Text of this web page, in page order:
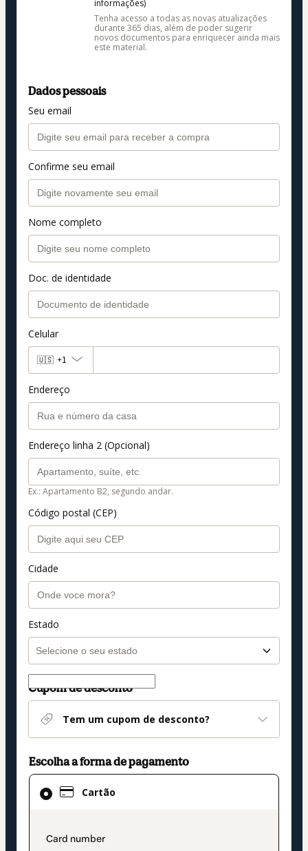
informações)
Tenha acesso a todas as novas atualizações
durante 365 dias, além de poder sugerir
novos documentos para enriquecer ainda mais
este material.
Dados pessoais
Seu email
Confirme seu email
Nome completo
Doc. de identidade
Celular
🇺🇸 +1
Endereço
Endereço linha 2 (Opcional)
Ex.: Apartamento B2, segundo andar.
Código postal (CEP)
Cidade
Estado
Cupom de desconto
Tem um cupom de desconto?
Escolha a forma de pagamento
Cartão
payment_data.section_title_v2
Cartão
selecionado